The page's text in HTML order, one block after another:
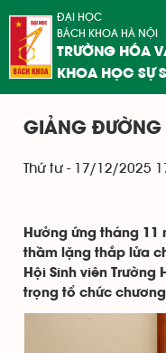
ĐẠI HỌC
BÁCH KHOA HÀ NỘI
TRƯỜNG HÓA
KHOA HỌC SỰ
GIẢNG ĐƯỜNG
Thứ tư - 17/12/2025
Hưởng ứng tháng 11
thầm lặng thắp lửa
Hội Sinh viên Trường
trọng tổ chức